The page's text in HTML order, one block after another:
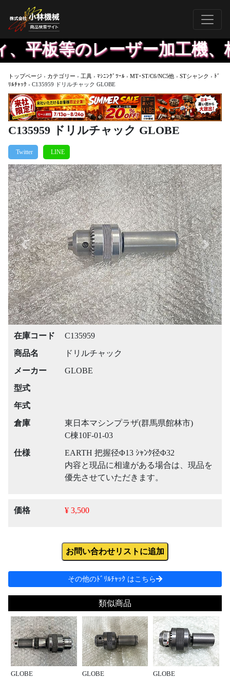
のレーザー加工機、格安
トップページ › カテゴリー › 工具 › ﾏｼﾆﾝｸﾞﾂｰﾙ › MT･ST/C6/NC5他 › STシャンク › ﾄﾞ
ﾘﾙﾁｬｯｸ › C135959 ドリルチャック GLOBE
C135959 ドリルチャック GLOBE
Previous Next
在庫コード
C135959
商品名
ドリルチャック
メーカー
GLOBE
型式
年式
倉庫
東日本マシンプラザ(群馬県館林市)
C棟10F-01-03
仕様
EARTH 把握径Φ13 ｼｬﾝｸ径Φ32
内容と現品に相違がある場合は、現品を
優先させていただきます。
価格 ¥ 3,500
お問い合わせリストに追加
その他のﾄﾞﾘﾙﾁｬｯｸ はこちら
類似商品
GLOBE GLOBE GLOBE